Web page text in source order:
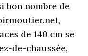
bon nombre de
de 140 cm se
de-chaussée,